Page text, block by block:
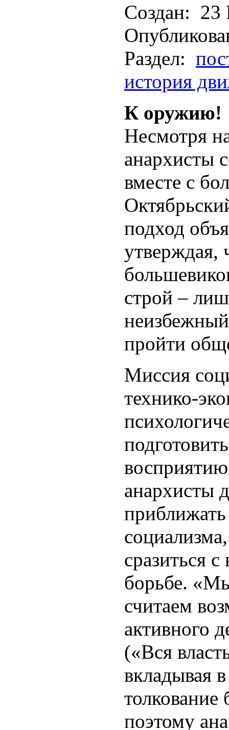
Создан: 23
Раздел:
история
К оружию!
Несмотря
анархисты
вместе с
подход
утверждая,
строй –
пройти
Миссия
технико-
анархисты
сразиться
борьбе.
считаем
активного
(«Вся
вкладывая
толкование
поэтому